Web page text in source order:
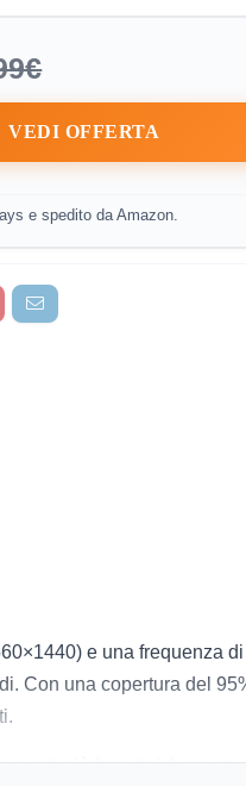
VEDI OFFERTA
e spedito da Amazon.
e una frequenza di
Con una copertura del
più frenetici. Le